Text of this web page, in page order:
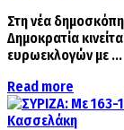
Στη νέα
Δημοκρατία
ευρωεκλογών με ...
Read more